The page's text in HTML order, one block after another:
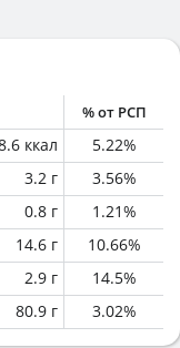
% от РСП
ккал 5.22%
3.2 г 3.56%
0.8 г 1.21%
14.6 г 10.66%
2.9 г 14.5%
80.9 г 3.02%